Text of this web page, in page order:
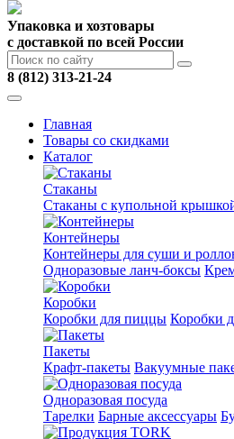
Упаковка и хозтовары
с доставкой по всей России
8 (812) 313-21-24
Главная
Товары со скидками
Каталог
Стаканы
Стаканы с купольной
Контейнеры
Контейнеры для суши и
Одноразовые ланч-боксы
Коробки
Коробки для пиццы Коробки
Пакеты
Крафт-пакеты Вакуумные
Одноразовая посуда
Тарелки Барные аксессуары